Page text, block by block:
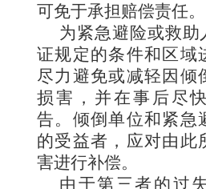
可免于承担赔偿责任。
为紧急避险或救
证规定的条件和区域
尽力避免或减轻因倾
损害，并在事后尽
告。倾倒单位和紧急
的受益者，应对由此
害进行补偿。
由于第三者的过